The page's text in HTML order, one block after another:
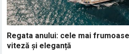
Regata anului: cele mai
viteză și eleganță